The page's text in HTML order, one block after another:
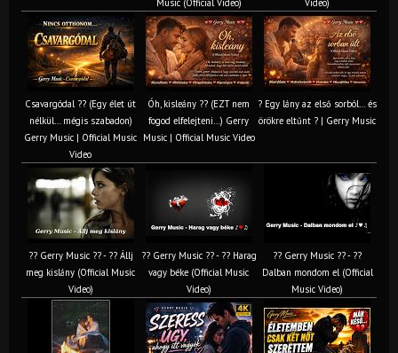
Music (Official Video)
Video)
Csavargódal ?? (Egy élet út
nélkül… mégis szabadon)
Gerry Music | Official Music
Video
Óh, kisleány ?? (EZT nem
fogod elfelejteni…) Gerry
Music | Official Music Video
? Egy lány az első sorból… és
örökre eltűnt ? | Gerry Music
?? Gerry Music ?? - ?? Állj
meg kislány (Official Music
Video)
?? Gerry Music ?? - ?? Harag
vagy béke (Official Music
Video)
?? Gerry Music ?? - ??
Dalban mondom el (Official
Music Video)